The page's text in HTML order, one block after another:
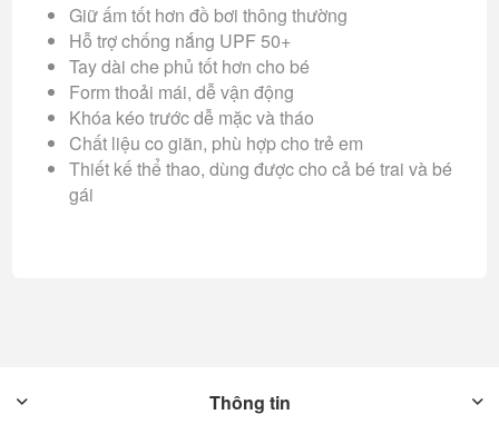
Giữ ấm tốt hơn đồ bơi thông thường
Hỗ trợ chống nắng UPF 50+
Tay dài che phủ tốt hơn cho bé
Form thoải mái, dễ vận động
Khóa kéo trước dễ mặc và tháo
Chất liệu co giãn, phù hợp cho trẻ em
Thiết kế thể thao, dùng được cho cả bé trai và bé
gái
Thông tin